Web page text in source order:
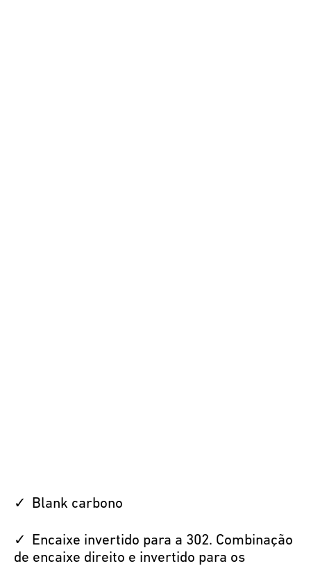
Blank carbono
Encaixe invertido para a 302. Combinação
de encaixe direito e invertido para os